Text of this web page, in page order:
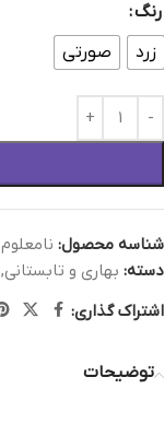
رنگ
زرد
صورتی
شناسه محصول: نامعلوم
دسته: بهاری و تابستانی,
اشتراک گذاری:
توضیحات